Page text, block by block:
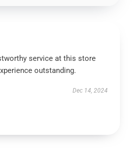
service at this store
outstanding.
Dec 14, 2024